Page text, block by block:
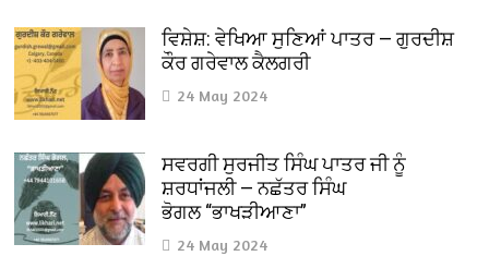
ਵਿਸ਼ੇਸ਼: ਵੇਖਿਆ ਸੁਣਿਆਂ ਪਾਤਰ — ਗੁਰਦੀਸ਼
ਕੌਰ ਗਰੇਵਾਲ ਕੈਲਗਰੀ
24 May 2024
ਸਵਰਗੀ ਸੁਰਜੀਤ ਸਿੰਘ ਪਾਤਰ ਜੀ ਨੂੰ
ਸ਼ਰਧਾਂਜਲੀ — ਨਛੱਤਰ ਸਿੰਘ
ਭੋਗਲ “ਭਾਖੜੀਆਣਾ”
24 May 2024